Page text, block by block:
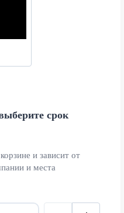
срок
и зависит от
и места